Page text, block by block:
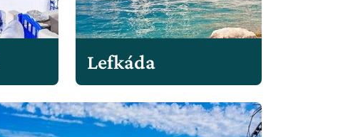
Lefkáda